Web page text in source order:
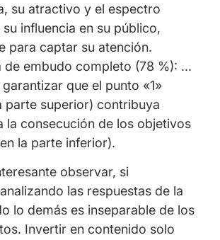
su atractivo y el espectro
influencia en su público,
para captar su atención.
embudo completo (78 %): ...
que el punto «1»
parte superior) contribuya
la consecución de los objetivos
la parte inferior).
observar, si
las respuestas de la
lo demás es inseparable de los
Invertir en contenido solo